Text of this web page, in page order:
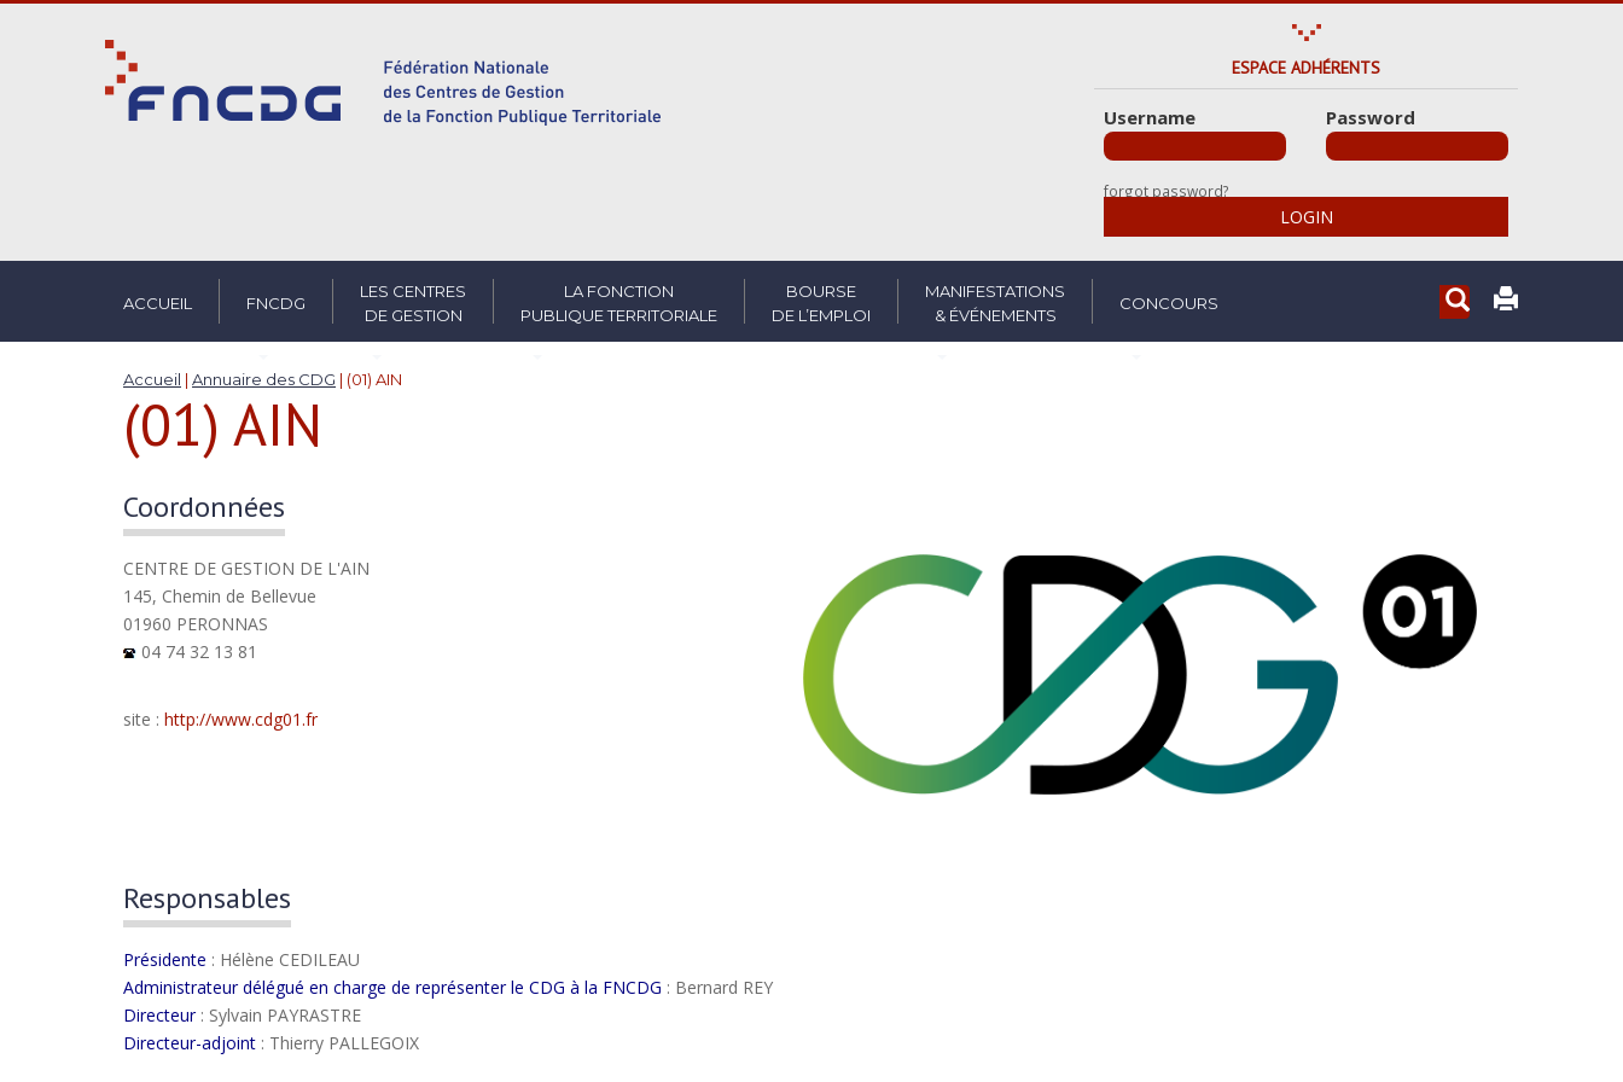
n
n
ESPACE ADHÉRENTS
Username Password
forgot password?
LOGIN
ACCUEIL FNCDG
LES CENTRES
DE GESTION
LA FONCTION
PUBLIQUE TERRITORIALE
BOURSE
DE L’EMPLOI
MANIFESTATIONS
& ÉVÉNEMENTS
CONCOURS
Accueil | Annuaire des CDG | (01) AIN
(01) AIN
Coordonnées
CENTRE DE GESTION DE L'AIN
145, Chemin de Bellevue
01960 PERONNAS
04 74 32 13 81
site : http://www.cdg01.fr
Responsables
Présidente : Hélène CEDILEAU
Administrateur délégué en charge de représenter le CDG à la FNCDG : Bernard REY
Directeur: Sylvain PAYRASTRE
Directeur-adjoint : Thierry PALLEGOIX